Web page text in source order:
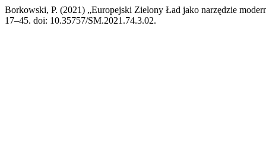
Borkowski, P. (2021) „Europejski Zielony Ład jako narzędzie
17–45. doi: 10.35757/SM.2021.74.3.02.